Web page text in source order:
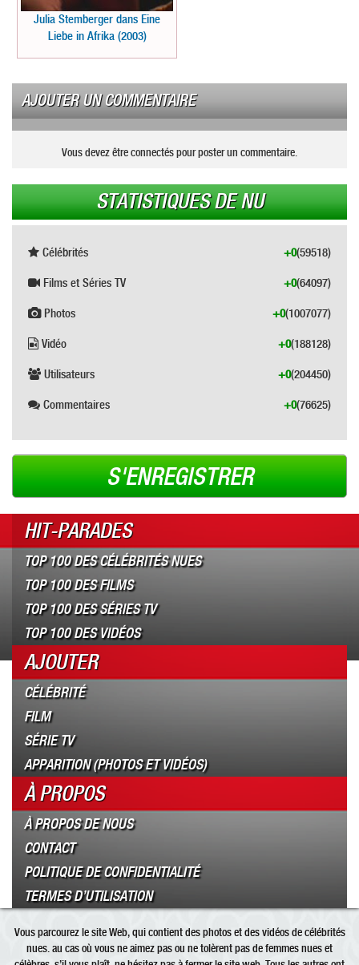
Julia Stemberger dans Eine
Liebe in Afrika (2003)
AJOUTER UN COMMENTAIRE
Vous devez être connectés pour poster un commentaire.
STATISTIQUES DE NU
Célébrités (59518)
+0
Films et Séries TV (64097)
+0
Photos (1007077)
+0
Vidéo (188128)
+0
Utilisateurs (204450)
+0
Commentaires (76625)
+0
S'ENREGISTRER
HIT-PARADES
TOP 100 DES CÉLÉBRITÉS NUES
TOP 100 DES FILMS
TOP 100 DES SÉRIES TV
TOP 100 DES VIDÉOS
AJOUTER
CÉLÉBRITÉ
FILM
SÉRIE TV
APPARITION (PHOTOS ET VIDÉOS)
À PROPOS
À PROPOS DE NOUS
CONTACT
POLITIQUE DE CONFIDENTIALITÉ
TERMES D’UTILISATION
Vous parcourez le site Web, qui contient des photos et des vidéos de célébrités
nues. au cas où vous ne aimez pas ou ne tolèrent pas de femmes nues et